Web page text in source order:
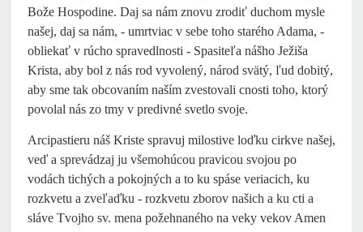
Bože Hospodine. Daj sa nám znovu zrodiť duchom mysle
našej, daj sa nám, - umrtviac v sebe toho starého Adama, -
obliekať v rúcho spravedlnosti - Spasiteľa nášho Ježiša
Krista, aby bol z nás rod vyvolený, národ svätý, ľud dobitý,
aby sme tak obcovaním naším zvestovali cnosti toho, ktorý
povolal nás zo tmy v predivné svetlo svoje.
Arcipastieru náš Kriste spravuj milostive loďku cirkve našej,
veď a sprevádzaj ju všemohúcou pravicou svojou po
vodách tichých a pokojných a to ku spáse veriacich, ku
rozkvetu a zveľaďku - rozkvetu zborov našich a ku cti a
sláve Tvojho sv. mena požehnaného na veky vekov Amen